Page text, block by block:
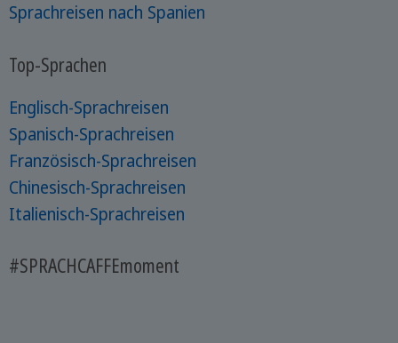
Sprachreisen nach Spanien
Top-Sprachen
Englisch-Sprachreisen
Spanisch-Sprachreisen
Französisch-Sprachreisen
Chinesisch-Sprachreisen
Italienisch-Sprachreisen
#SPRACHCAFFEmoment